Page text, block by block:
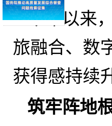
今年以来，
旅融合、数
获得感持续
筑牢阵地